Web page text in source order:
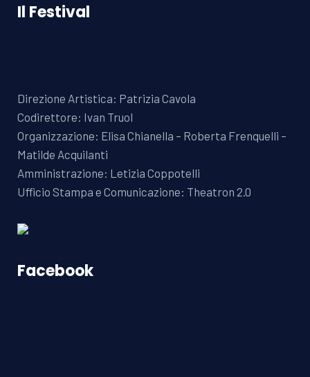
Il Festival
Direzione Artistica: Patrizia Cavola
Codirettore: Ivan Truol
Organizzazione: Elisa Chianella – Roberta Frenquelli –
Matilde Acquilanti
Amministrazione: Letizia Coppotelli
Ufficio Stampa e Comunicazione: Theatron 2.0
Facebook